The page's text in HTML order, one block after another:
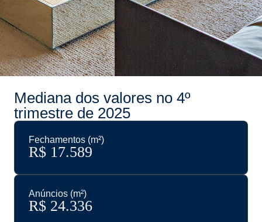
Mediana dos valores no 4º
trimestre de 2025
Fechamentos (m²)
R$ 17.589
Anúncios (m²)
R$ 24.336